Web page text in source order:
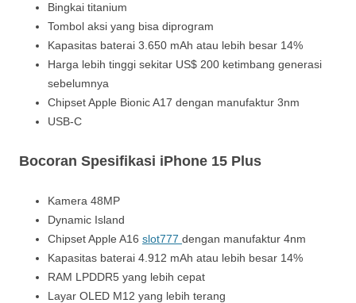
Bingkai titanium
Tombol aksi yang bisa diprogram
Kapasitas baterai 3.650 mAh atau lebih besar 14%
Harga lebih tinggi sekitar US$ 200 ketimbang generasi
sebelumnya
Chipset Apple Bionic A17 dengan manufaktur 3nm
USB-C
Bocoran Spesifikasi iPhone 15 Plus
Kamera 48MP
Dynamic Island
Chipset Apple A16 slot777 dengan manufaktur 4nm
Kapasitas baterai 4.912 mAh atau lebih besar 14%
RAM LPDDR5 yang lebih cepat
Layar OLED M12 yang lebih terang